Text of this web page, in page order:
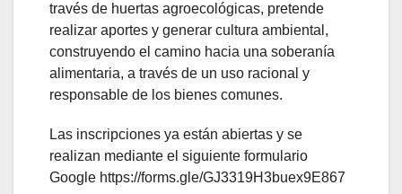
través de huertas agroecológicas, pretende
realizar aportes y generar cultura ambiental,
construyendo el camino hacia una soberanía
alimentaria, a través de un uso racional y
responsable de los bienes comunes.
Las inscripciones ya están abiertas y se
realizan mediante el siguiente formulario
Google https://forms.gle/GJ3319H3buex9E867